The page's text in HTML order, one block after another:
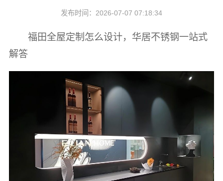
发布时间：2026-07-07 07:18:34
福田全屋定制怎么设计，华居不锈钢一站式
解答